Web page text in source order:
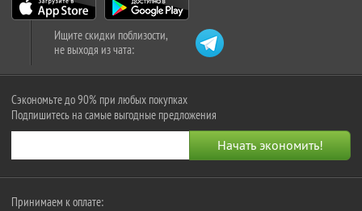
Ищите скидки поблизости,
не выходя из чата:
Сэкономьте до 90% при любых покупках
Подпишитесь на самые выгодные предложения
Принимаем к оплате: